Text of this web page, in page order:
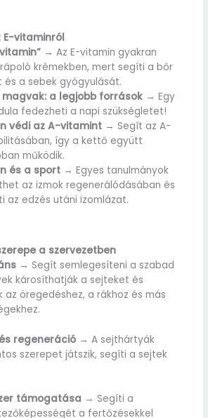
E-vitaminról
→ Az E-vitamin gyakran
krémekben, mert segíti a bőr
a sebek gyógyulását.
magvak: a legjobb források → Egy
fedezheti a napi szükségletet!
védi az A-vitamint → Segít az A-
így a kettő együtt
működik.
és a sport → Egyes tanulmányok
az izmok regenerálódásában és
az edzés utáni izomlázat.
a szervezetben
→ Segít semlegesíteni a szabad
károsíthatják a sejteket és
az öregedéshez, a rákhoz és más
regeneráció → A sejthártyák
szerepet játszik, segíti a sejtek
támogatása → Segíti a
a fertőzésekkel